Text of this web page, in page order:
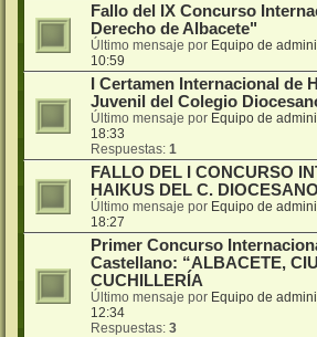
Fallo del IX Concurso
Derecho de Albacete"
Último mensaje por Equipo de
10:59
I Certamen Internacional de
Juvenil del Colegio
Último mensaje por Equipo de
18:33
Respuestas: 1
FALLO DEL I CONCURSO
HAIKUS DEL C.
Último mensaje por Equipo de
18:27
Primer Concurso
Castellano: “ALBACETE,
CUCHILLERÍA
Último mensaje por Equipo de
12:34
Respuestas: 3